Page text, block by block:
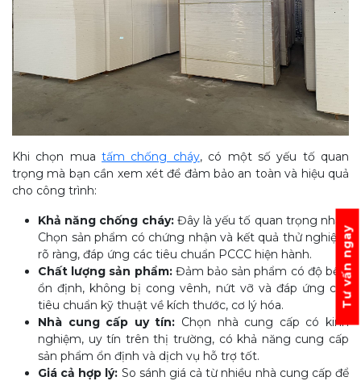
Khi chọn muatấm chống cháy, có một số yếu tố quan
trọng mà bạn cần xem xét để đảm bảo an toàn và hiệu quả
cho công trình:
Khả năng chống cháy:Đây là yếu tố quan trọng nhất.
Chọn sản phẩm có chứng nhận và kết quả thử nghiệm
rõ ràng, đáp ứng các tiêu chuẩn PCCC hiện hành.
Chất lượng sản phẩm:Đảm bảo sản phẩm có độ bền,
ổn định, không bị cong vênh, nứt vỡ và đáp ứng các
tiêu chuẩn kỹ thuật về kích thước, cơ lý hóa.
Nhà cung cấp uy tín: Chọn nhà cung cấp có kinh
nghiệm, uy tín trên thị trường, có khả năng cung cấp
sản phẩm ổn định và dịch vụ hỗ trợ tốt.
Giá cả hợp lý: So sánh giá cả từ nhiều nhà cung cấp để
Tư vấn ngay